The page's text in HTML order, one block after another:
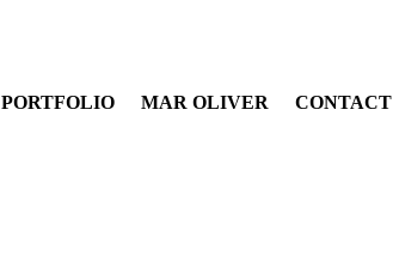
PORTFOLIO MAR OLIVER CONTACT